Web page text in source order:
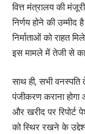
वित्त मंत्रालय की
निर्णय होने की
निर्माताओं को राहत
इस मामले में तेजी से
साथ ही, सभी
पंजीकरण कराना
और खरीद पर रिपोर्ट
को स्थिर रखने के